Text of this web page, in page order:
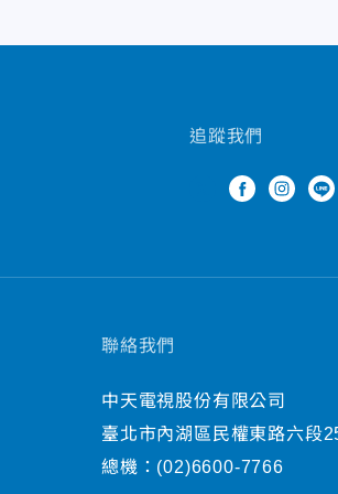
追蹤我們
聯絡我們
中天電視股份有限公司
臺北市內湖區民權東路六段
總機： (02)6600-7766